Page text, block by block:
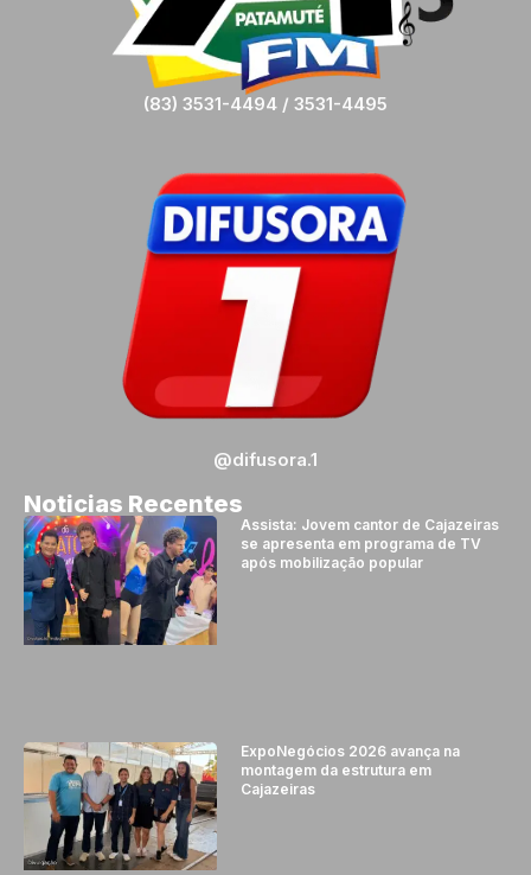
(83) 3531-4494 / 3531-4495
@difusora.1
Noticias Recentes
Assista: Jovem cantor de Cajazeiras
se apresenta em programa de TV
após mobilização popular
ExpoNegócios 2026 avança na
montagem da estrutura em
Cajazeiras